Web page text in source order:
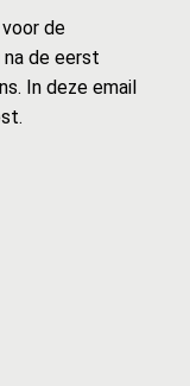
de
de eerst
In deze email